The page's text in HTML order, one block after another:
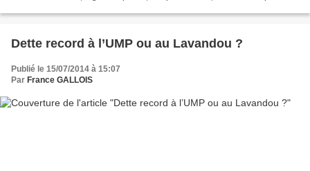
Dette record à l’UMP ou au Lavandou ?
Publié le 15/07/2014 à 15:07
Par France GALLOIS